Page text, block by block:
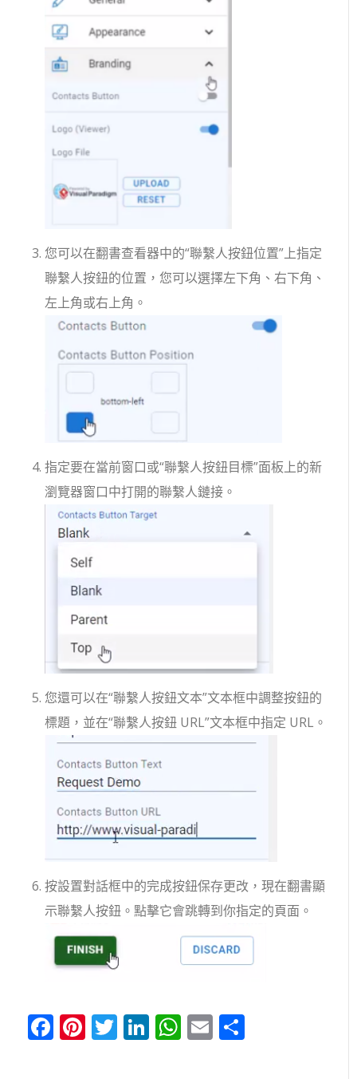
您可以在翻書查看器中的“聯繫人按鈕位置”上指定
聯繫人按鈕的位置，您可以選擇左下角、右下角、
左上角或右上角。
指定要在當前窗口或“聯繫人按鈕目標”面板上的新
瀏覽器窗口中打開的聯繫人鏈接。
您還可以在“聯繫人按鈕文本”文本框中調整按鈕的
標題，並在“聯繫人按鈕 URL”文本框中指定 URL。
按設置對話框中的完成按鈕保存更改，現在翻書顯
示聯繫人按鈕。點擊它會跳轉到你指定的頁面。
Facebook
Pinterest
Twitter
LinkedIn
WhatsApp
Email